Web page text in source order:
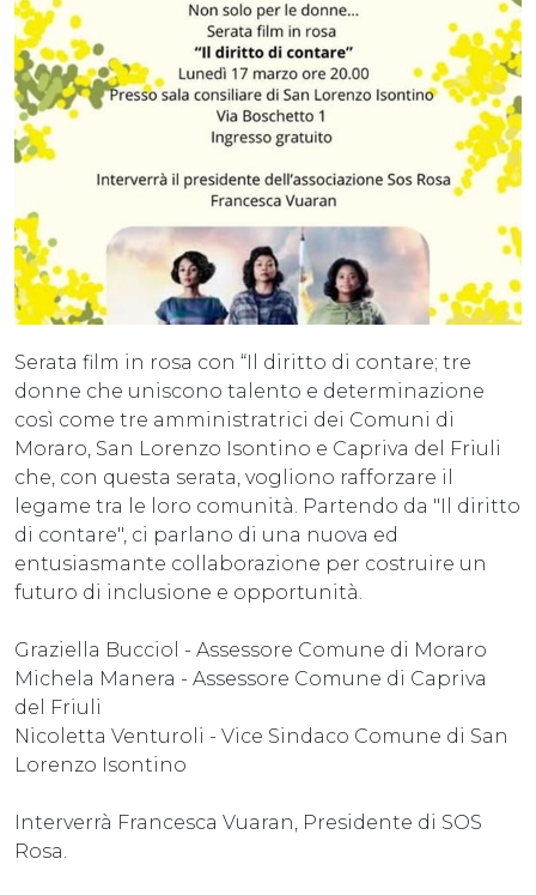
Serata film in rosa con “Il diritto di contare; tre
donne che uniscono talento e determinazione
così come tre amministratrici dei Comuni di
Moraro, San Lorenzo Isontino e Capriva del Friuli
che, con questa serata, vogliono rafforzare il
legame tra le loro comunità. Partendo da "Il diritto
di contare", ci parlano di una nuova ed
entusiasmante collaborazione per costruire un
futuro di inclusione e opportunità.
Graziella Bucciol - Assessore Comune di Moraro
Michela Manera - Assessore Comune di Capriva
del Friuli
Nicoletta Venturoli - Vice Sindaco Comune di San
Lorenzo Isontino
Interverrà Francesca Vuaran, Presidente di SOS
Rosa.